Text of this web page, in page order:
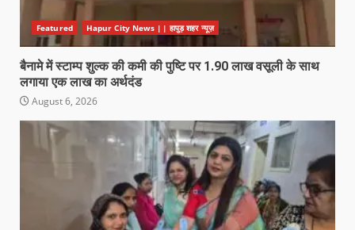
Featured Hapur City News || हापुड़ शहर न्यूज़
बैनामे में स्टाम्प शुल्क की कमी की पुष्टि पर 1.90 लाख वसूली के साथ
लगाया एक लाख का अर्थदंड
August 6, 2026